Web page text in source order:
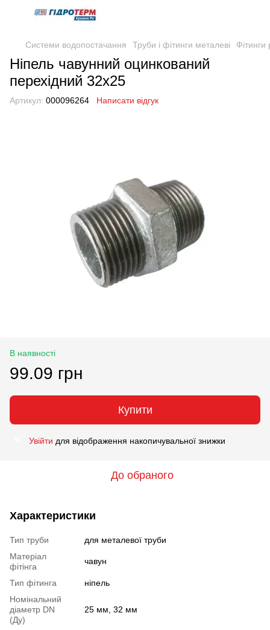
Системи водопостачання Труби і фітинги металеві Фітинги
Ніпель чавунний оцинкований
перехідний 32х25
Артикул: 000096264 Написати відгук
В наявності
99.09 грн
Купити
Увійти для відображення накопичувальної знижки
До обраного
Характеристики
Тип труби
для металевої труби
Матеріал
фітінга
чавун
Тип фітинга
ніпель
Номінальний
діаметр DN
(Ду)
25 мм, 32 мм